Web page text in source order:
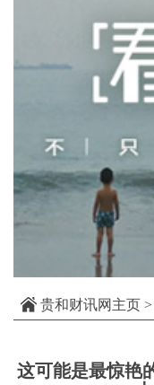
贵和财讯网主页 >
这可能是最惊艳